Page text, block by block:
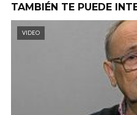
TAMBIÉN TE PUEDE
VIDEO